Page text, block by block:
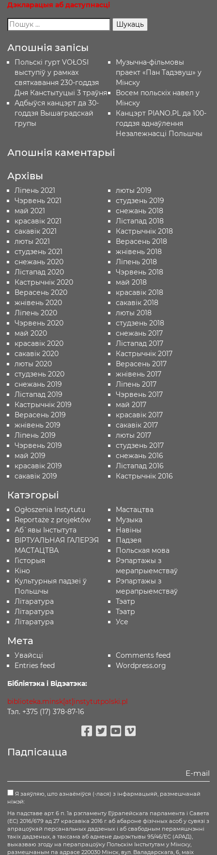
Дэкларацыя аб даступнасці
Апошнія запісы
Польскі гурт VOŁOSI
выступіў у рамках
святкавання 230-годдзя
Дня Канстытуцыі 3 траўня
Адбыўся канцэрт да 30-
годдзя Вышаградскай
групы
Музычна-фільмовы
праект «Пан Тадэвуш» у
Мінску
Восем польскіх навел у
Мінску
Канцэрт PIANO.PL да 100-
годдзя аднаўлення
Незалежнасці Польшчы
Апошнія каментарыі
Архівы
Ліпень 2021
Чэрвень 2021
май 2021
красавік 2021
сакавік 2021
люты 2021
студзень 2021
снежань 2020
Лістапад 2020
Кастрычнік 2020
Верасень 2020
жнівень 2020
Ліпень 2020
Чэрвень 2020
май 2020
красавік 2020
сакавік 2020
люты 2020
студзень 2020
снежань 2019
Лістапад 2019
Кастрычнік 2019
Верасень 2019
жнівень 2019
Ліпень 2019
Чэрвень 2019
май 2019
красавік 2019
сакавік 2019
люты 2019
студзень 2019
снежань 2018
Лістапад 2018
Кастрычнік 2018
Верасень 2018
жнівень 2018
Ліпень 2018
Чэрвень 2018
май 2018
красавік 2018
сакавік 2018
люты 2018
студзень 2018
снежань 2017
Лістапад 2017
Кастрычнік 2017
Верасень 2017
жнівень 2017
Ліпень 2017
Чэрвень 2017
май 2017
красавік 2017
сакавік 2017
люты 2017
студзень 2017
снежань 2016
Лістапад 2016
Кастрычнік 2016
Катэгорыі
Ogłoszenia Instytutu
Reportaże z projektów
Аб`явы Iнстытута
ВІРТУАЛЬНАЯ ГАЛЕРЭЯ
МАСТАЦТВА
Гісторыя
Кіно
Культурныя падзеі ў
Польшчы
Лiтаратура
Лiтаратура
Літаратура
Мастацтва
Музыка
Навіны
Падзея
Польская мова
Рэпартажы з
мерапрыемстваў
Рэпартажы з
мерапрыемстваў
Тэатр
Тэатр
Усе
Мета
Увайсці
Entries feed
Comments feed
Wordpress.org
Бібліятэка і Відэатэка:
biblioteka.minsk[at]instytutpolski.pl
Тэл. +375 (17) 378-87-16
Падпісацца
Я заяўляю, што азнаёміўся (-лася) з інфармацыяй, размешчанай
ніжэй:
На падставе арт. 6 п. 1а рэгламенту Еўрапейскага парламента і Савета
(ЕС) 2016/679 ад 27 красавіка 2016 г. аб абароне фізічных асоб у сувязі з
апрацоўкай персанальных дадзеных і аб свабодным перамяшчэнні
такіх дадзеных, а таксама аб адмене дырэктывы 95/46/ЕС (АРАД),
выказваю згоду на перапрацоўку Польскім Інстытутам у Мінску,
размешчаным па адрасе 220030 Мінск, вул. Валадарскага, 6, маіх